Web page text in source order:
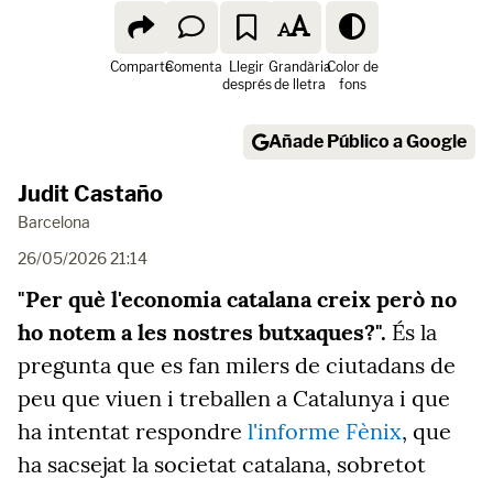
ComparteComenta Llegir
després
Grandària
de lletra
Color de
fons
Añade Público a Google
Judit Castaño
Barcelona
26/05/2026 21:14
"Per què l'economia catalana creix però no
ho notem a les nostres butxaques?". És la
pregunta que es fan milers de ciutadans de
peu que viuen i treballen a Catalunya i que
ha intentat respondre l'informe Fènix, que
ha sacsejat la societat catalana, sobretot